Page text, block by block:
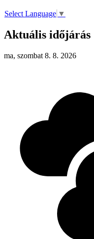
Select Language ▼
Aktuális időjárás
ma, szombat 8. 8. 2026